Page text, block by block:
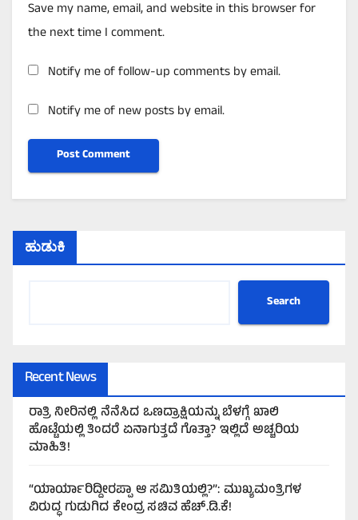
Save my name, email, and website in this browser for
the next time I comment.
Notify me of follow-up comments by email.
Notify me of new posts by email.
ಹುಡುಕಿ
Search
Recent News
ರಾತ್ರಿ ನೀರಿನಲ್ಲಿ ನೆನೆಸಿದ ಒಣದ್ರಾಕ್ಷಿಯನ್ನು ಬೆಳಗ್ಗೆ ಖಾಲಿ
ಹೊಟ್ಟೆಯಲ್ಲಿ ತಿಂದರೆ ಏನಾಗುತ್ತದೆ ಗೊತ್ತಾ? ಇಲ್ಲಿದೆ ಅಚ್ಚರಿಯ
ಮಾಹಿತಿ!
“ಯಾರ್ಯಾರಿದ್ದೀರಪ್ಪಾ ಆ ಸಮಿತಿಯಲ್ಲಿ?”: ಮುಖ್ಯಮಂತ್ರಿಗಳ
ವಿರುದ್ಧ ಗುಡುಗಿದ ಕೇಂದ್ರ ಸಚಿವ ಹೆಚ್.ಡಿ.ಕೆ!